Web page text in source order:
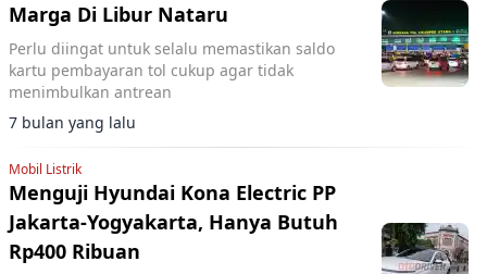
Marga Di Libur Nataru
Perlu diingat untuk selalu memastikan saldo
kartu pembayaran tol cukup agar tidak
menimbulkan antrean
7 bulan yang lalu
Mobil Listrik
Menguji Hyundai Kona Electric PP
Jakarta-Yogyakarta, Hanya Butuh
Rp400 Ribuan